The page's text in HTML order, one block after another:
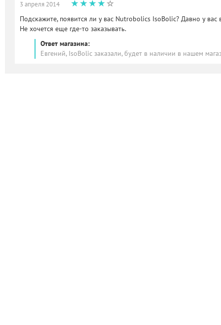
3 апреля 2014
Подскажите, появится ли у вас Nutrobolics IsoBolic? Давно у вас
Не хочется еще где-то заказывать.
Ответ магазина:
Евгений, IsoBolic заказали, будет в наличии в нашем